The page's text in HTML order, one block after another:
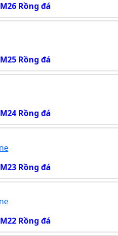
M26 Rồng đá
M25 Rồng đá
M24 Rồng đá
M23 Rồng đá
M22 Rồng đá